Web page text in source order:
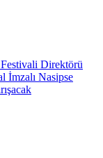
Direktörü
İmzalı Nasipse